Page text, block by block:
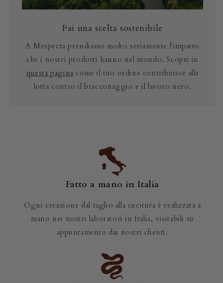
Fai una scelta sostenibile
A Mespecta prendiamo molto seriamente l'impatto
che i nostri prodotti hanno nel mondo. Scopri in
questa pagina come il tuo ordine contribuisce alla
lotta contro il bracconaggio e il lavoro nero.
Fatto a mano in Italia
Ogni creazione dal taglio alla cucitura è realizzata a
mano nei nostri laboratori in Italia, visitabili su
appuntamento dai nostri clienti.